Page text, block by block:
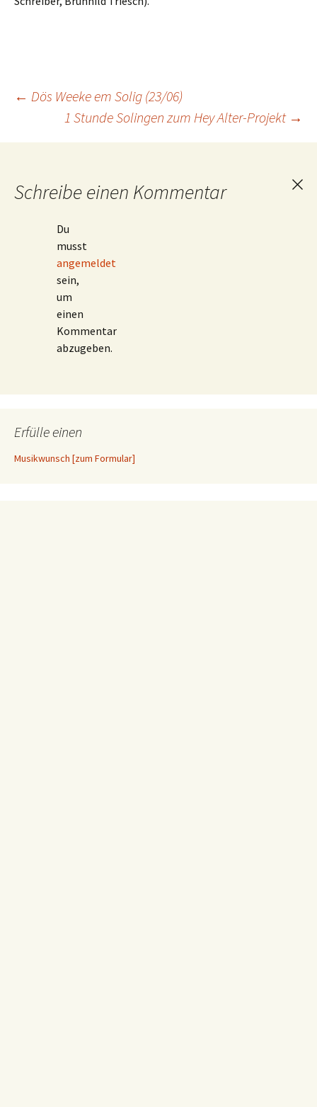
Beitragsnavigation
← Dös Weeke em Solig (23/06)
1 Stunde Solingen zum Hey Alter-Projekt →
Schreibe einen Kommentar
Du
musst
angemeldet
sein,
um
einen
Kommentar
abzugeben.
Erfülle einen
Musikwunsch [zum Formular]